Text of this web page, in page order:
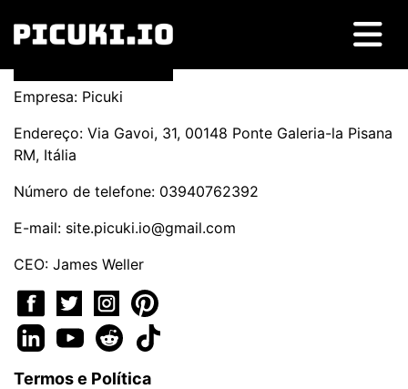
Empresa: Picuki
Endereço: Via Gavoi, 31, 00148 Ponte Galeria-la Pisana
RM, Itália
Número de telefone: 03940762392
E-mail: site.picuki.io@gmail.com
CEO: James Weller
Termos e Política